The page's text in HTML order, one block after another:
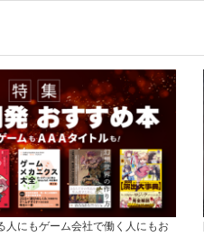
人にもゲーム会社で働く人にもお